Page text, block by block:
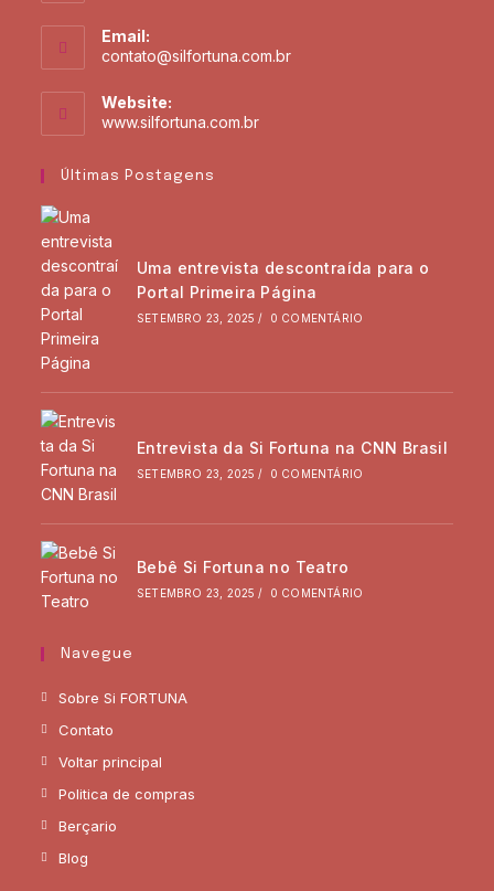
Email:
contato@silfortuna.com.br
Website:
www.silfortuna.com.br
Últimas Postagens
Uma entrevista descontraída para o
Portal Primeira Página
SETEMBRO 23, 2025 / 0 COMENTÁRIO
Entrevista da Si Fortuna na CNN Brasil
SETEMBRO 23, 2025 / 0 COMENTÁRIO
Bebê Si Fortuna no Teatro
SETEMBRO 23, 2025 / 0 COMENTÁRIO
Navegue
Sobre Si FORTUNA
Contato
Voltar principal
Politica de compras
Berçario
Blog